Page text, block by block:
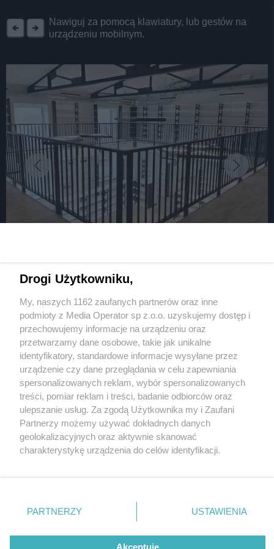
Nawiguj za pomocą klawiatury, lub gestów na
urządzeniu mobilnym.
siedzibie biblioteki. Zajrzyjcie do wnętrza - robi
6 / 7
Budowa nowej siedziby
biblioteki w Radzionkowie
Wydawca mediów lokalnych
Nie zapomnij
zapoznać się z:
polityką prywatności regulamin korzystania z portali
Twojemiasto
Piekary Śląskie
Chorzów
Tarnowskie Góry
Gliwice
Skontakuj sięz nami
Kontakt
Wydawca
Redakcja
Drogi Użytkowniku,
My, naszych 1162 zaufanych partnerów oraz inne
podmioty z Media Operator sp z.o.o. uzyskujemy dostęp i
przechowujemy informacje na urządzeniu oraz
przetwarzamy dane osobowe, takie jak unikalne
identyfikatory, standardowe informacje wysyłane przez
urządzenie czy dane przeglądania w celu zapewniania
spersonalizowanych reklam, wybór spersonalizowanych
treści, pomiar reklam i treści, badanie odbiorców oraz
ulepszanie usług. Za zgodą Użytkownika my i Zaufani
Partnerzy możemy używać dokładnych danych
geolokalizacyjnych oraz aktywnie skanować
charakterystykę urządzenia do celów identyfikacji.
zmienić/wycofać klikając przycisk ustawień prywatności
znajdujący się w lewym dolnym rogu strony
rodzaje przetwarzania danych nie wymagają zgody
użytkownika, ale masz prawo sprzeciwić się takiemu
PARTNERZY USTAWIENIA
Akceptuję